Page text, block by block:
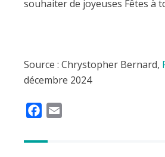
souhaiter de joyeuses Fêtes à
Source : Chrystopher Bernard,
décembre 2024
c